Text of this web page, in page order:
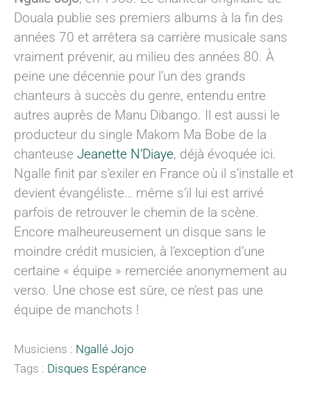
Douala publie ses premiers albums à la fin des
années 70 et arrêtera sa carrière musicale sans
vraiment prévenir, au milieu des années 80. À
peine une décennie pour l’un des grands
chanteurs à succès du genre, entendu entre
autres auprès de Manu Dibango. Il est aussi le
producteur du single Makom Ma Bobe de la
chanteuse Jeanette N’Diaye, déjà évoquée ici.
Ngalle finit par s’exiler en France où il s’installe et
devient évangéliste… même s’il lui est arrivé
parfois de retrouver le chemin de la scène.
Encore malheureusement un disque sans le
moindre crédit musicien, à l’exception d’une
certaine « équipe » remerciée anonymement au
verso. Une chose est sûre, ce n’est pas une
équipe de manchots !
Musiciens : Ngallé Jojo
Tags : Disques Espérance